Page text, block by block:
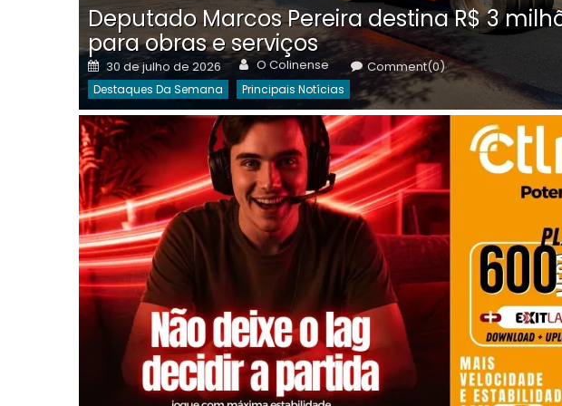
Deputado Marcos Pereira destina R$ 3
para obras e serviços
Posted
on
30 de julho de 2026 Author
O Colinense Comment(0)
Destaques Da Semana Principais Notícias